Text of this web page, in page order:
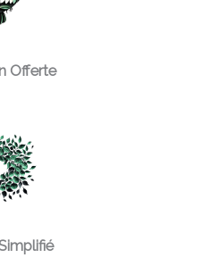
Offerte